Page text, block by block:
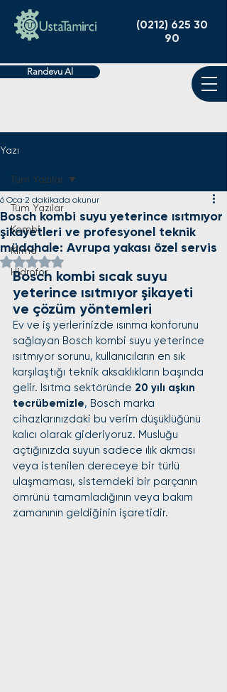
(0212) 625 30
90
Randevu Al
Yazı
Tüm Yazılar
Kombi
Klima
Hidrofor
Tüm Yazılar
Bosch kombi suyu yeterince ısıtmıyor
şikayetleri ve profesyonel teknik
müdahale: Avrupa yakası özel servis
6 Oca 2 dakikada okunur
5 üzerinden NaN yıldız
Bosch kombi sıcak suyu
yeterince ısıtmıyor şikayeti
ve çözüm yöntemleri
Ev ve iş yerlerinizde ısınma konforunu
sağlayan Bosch kombi suyu yeterince
ısıtmıyor sorunu, kullanıcıların en sık
karşılaştığı teknik aksaklıkların başında
gelir. Isıtma sektöründe 20 yılı aşkın
tecrübemizle, Bosch marka
cihazlarınızdaki bu verim düşüklüğünü
kalıcı olarak gideriyoruz. Musluğu
açtığınızda suyun sadece ılık akması
veya istenilen dereceye bir türlü
ulaşmaması, sistemdeki bir parçanın
ömrünü tamamladığının veya bakım
zamanının geldiğinin işaretidir.